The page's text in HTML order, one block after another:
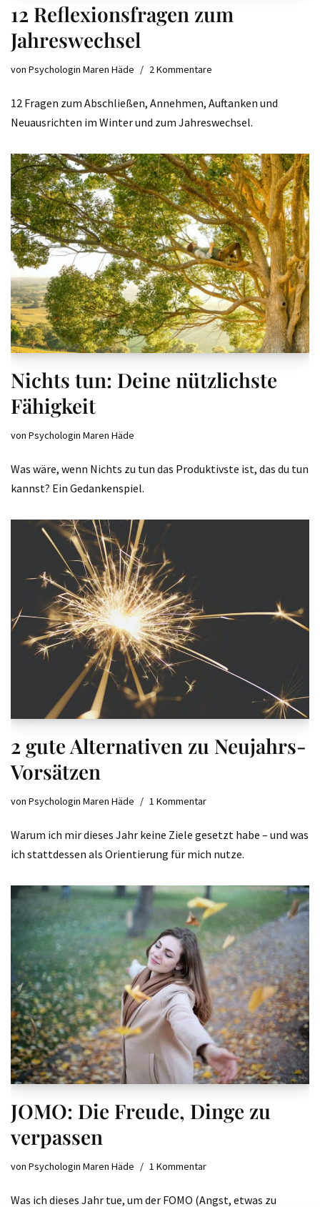
12 Reflexionsfragen zum
Jahreswechsel
von Psychologin Maren Häde 2 Kommentare
12 Fragen zum Abschließen, Annehmen, Auftanken und
Neuausrichten im Winter und zum Jahreswechsel.
Nichts tun: Deine nützlichste
Fähigkeit
von Psychologin Maren Häde
Was wäre, wenn Nichts zu tun das Produktivste ist, das du tun
kannst? Ein Gedankenspiel.
2 gute Alternativen zu Neujahrs-
Vorsätzen
von Psychologin Maren Häde 1 Kommentar
Warum ich mir dieses Jahr keine Ziele gesetzt habe – und was
ich stattdessen als Orientierung für mich nutze.
JOMO: Die Freude, Dinge zu
verpassen
von Psychologin Maren Häde 1 Kommentar
Was ich dieses Jahr tue, um der FOMO (Angst, etwas zu